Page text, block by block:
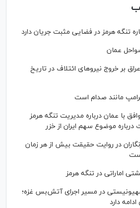
تنگه هرمز در فضایی مثبت جریان دارد
عمان
بر خروج نیروهای ائتلاف در تاریخ
مانند صدام است
با عمان درباره مدیریت تنگه هرمز
موضوع سهم ایران از خزر
در روایت حقیقت بیش از هر زمان
اماراتی در تنگه هرمز
در مسیر اجرای آتش‌بس غزه؛
دارد